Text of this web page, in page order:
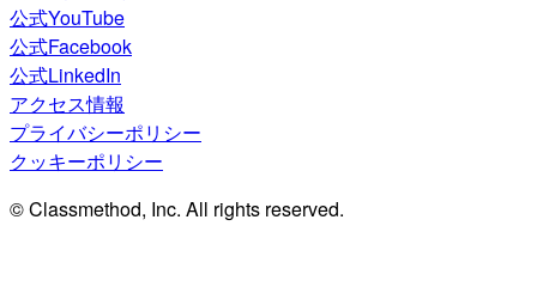
公式YouTube
公式Facebook
公式LinkedIn
アクセス情報
プライバシーポリシー
クッキーポリシー
© Classmethod, Inc. All rights reserved.